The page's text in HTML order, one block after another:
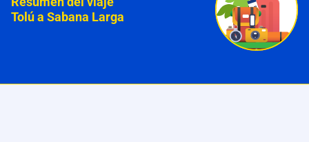
Tolú a Sabana Larga